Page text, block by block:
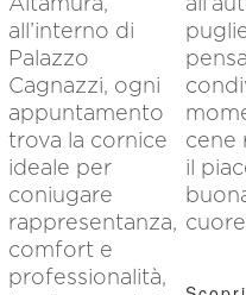
Altamura,
all’interno di
Palazzo
Cagnazzi, ogni
appuntamento
trova la cornice
ideale per
coniugare
rappresentanza,
comfort e
professionalità,
cene
il